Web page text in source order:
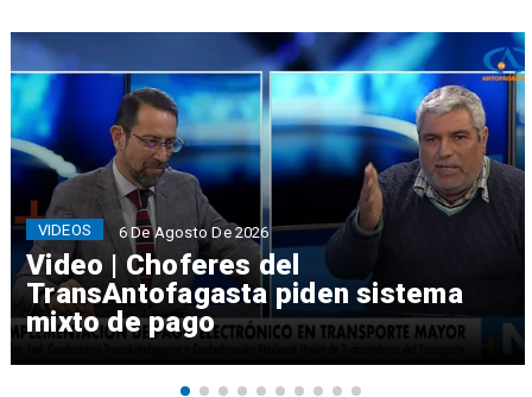
Video | Choferes del
TransAntofagasta piden sistema
mixto de pago
VIDEOS 6 De Agosto De 2026